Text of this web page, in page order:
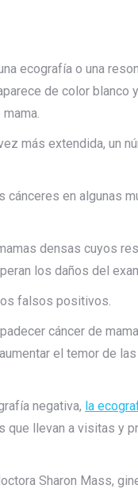
ecografía o una
de color
más extendida, un
en algunas
densas cuyos
los daños del
falsos positivos.
cáncer de
el temor de
negativa, la
llevan a visitas y
Sharon Mass,